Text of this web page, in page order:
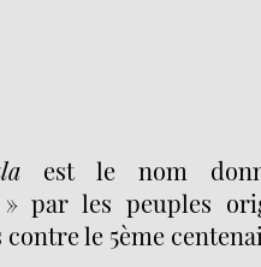
est le nom
par les peuples
le 5ème